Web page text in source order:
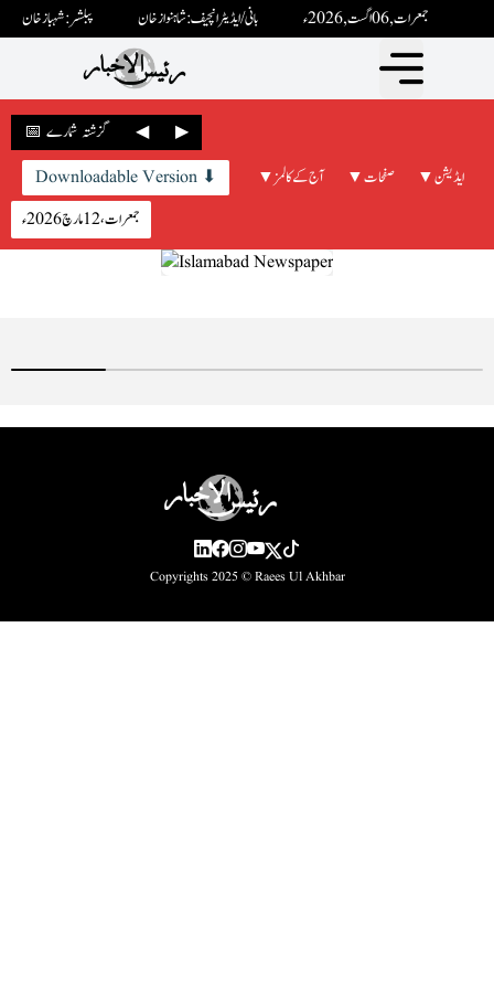
پبلشر: شہباز خان بانی / ایڈیٹرانچیف : شاہنواز خان جمعرات ,06 اگست ,2026ء
📅 گزشتہ شمارے ◀
▶
Downloadable Version ⬇
▼ آج کے کالمز ▼ صفحات
▼ ایڈیشن
جمعرات، 12 مارچ 2026ء
Copyrights 2025 ©Raees Ul Akhbar